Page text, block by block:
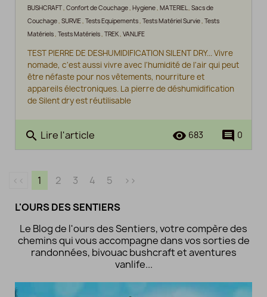
BUSHCRAFT, Confort de Couchage, Hygiene, MATERIEL, Sacs de
Couchage, SURVIE, Tests Equipements, Tests Matériel Survie, Tests
Matériels, Tests Matériels, TREK, VANLIFE
TEST PIERRE DE DESHUMIDIFICATION SILENT DRY... Vivre
nomade, c'est aussi vivre avec l'humidité de l'air qui peut
être néfaste pour nos vêtements, nourriture et
appareils électroniques. La pierre de déshumidification
de Silent dry est réutilisable
search Lire l'article comment 0
remove_red_eye 683
<< 1 2 3 4 5 >>
L'OURS DES SENTIERS
Le Blog de l'ours des Sentiers, votre compère des
chemins qui vous accompagne dans vos sorties de
randonnées, bivouac bushcraft et aventures
vanlife...